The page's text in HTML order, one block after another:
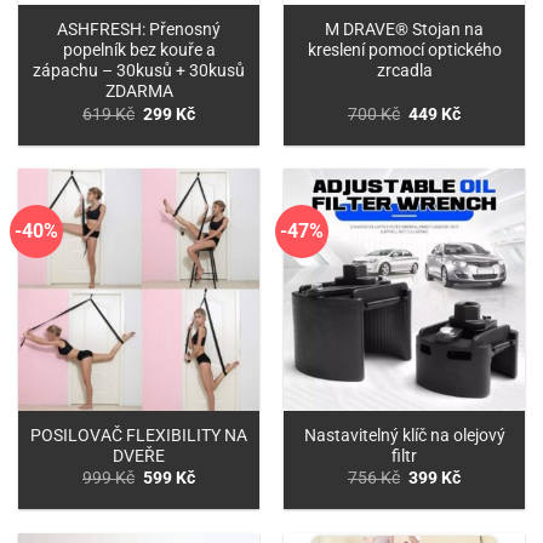
ASHFRESH: Přenosný
popelník bez kouře a
zápachu – 30kusů + 30kusů
ZDARMA
619Kč Původní
byla:
299 KčAktuální
je:
M DRAVE® Stojan na
kreslení pomocí optického
zrcadla
700Kč Původní
byla:
449 KčAktuální
je:
-40%
POSILOVAČ FLEXIBILITY NA
DVEŘE
999Kč Původní
byla:
599 KčAktuální
je:
-47%
Nastavitelný klíč na olejový
filtr
756Kč Původní
byla:
399 KčAktuální
je: